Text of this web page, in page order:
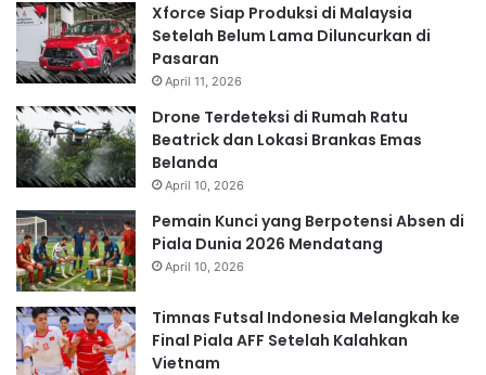
Xforce Siap Produksi di Malaysia
Setelah Belum Lama Diluncurkan di
Pasaran
April 11, 2026
Drone Terdeteksi di Rumah Ratu
Beatrick dan Lokasi Brankas Emas
Belanda
April 10, 2026
Pemain Kunci yang Berpotensi Absen di
Piala Dunia 2026 Mendatang
April 10, 2026
Timnas Futsal Indonesia Melangkah ke
Final Piala AFF Setelah Kalahkan
Vietnam